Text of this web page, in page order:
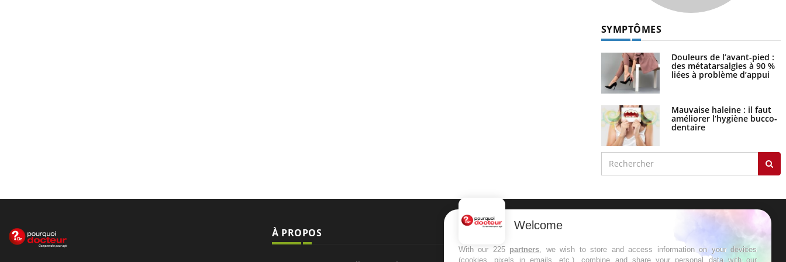
pression artérielle chute
au lever
Drépanocytose : une
graves
Maladie de Charcot
amyotrophique)
Welcome
With our 225 partners, we wish to store and access information on your devices
(cookies, pixels in emails, etc.), combine and share your personal data with our